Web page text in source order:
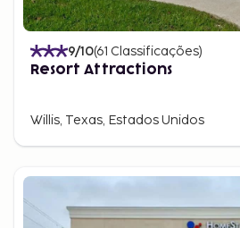
9/10(61 Classificações)
Resort Attractions
Willis, Texas, Estados Unidos